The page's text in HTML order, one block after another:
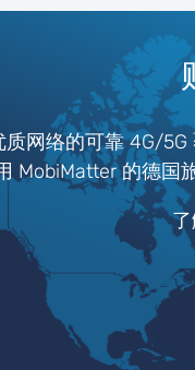
网络的可靠 4G/
MobiMatter 的德国